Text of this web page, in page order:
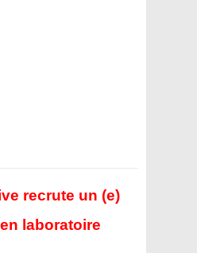
recrute un (e)
laboratoire